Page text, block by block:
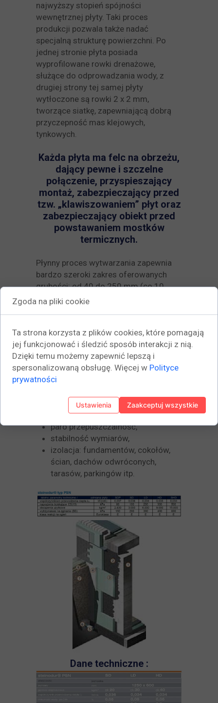
najwyższy stopień spójności
wewnętrznej płyty. Taki proces
produkcji pozwala także nadać
specjalną strukturę powierzchni. Po
jednej stronie płyta posiada
wyprofilowane rowki drenażowe,
służące do odprowadzania wody, z
drugiej strony tej samej płyty
wytłoczone są rowki 2 x 2 mm,
tworzące siatkę, zapewniającą dobrą
przyczepność mas klejowych,
tynkowych.
Każda płyta ma felc na obrzeżu,
dający pewne i szczelne
połączenie, przyspieszający
montaż, zabezpieczający przed
tzw. „klawiszowaniem” płyt oraz
zabezpieczający obiekt przed
powstawaniem mostków
termicznych.
Płynny proces wytwarzania zapewnia
bardzo szeroki zakres oferowanych
grubości: od 40 do 250 mm (co 10
mm). Cechami charakteryzującymi
wytrzymałość na ściskanie. Płyta
steinodur ma wymiary 1200 x 600 mm.
Właściwości i zastosowanie:
Niska chłonność wody,
mechaniczna,
bardzo dobra izolacyjność cieplna,
paro przepuszczalność,
stabilność wymiarów,
izolacja: fundamentów, cokołów,
ścian, dachów odwróconych,
tarasów, parkingów itp.
Dane techniczne :
Zgoda na pliki cookie
Ta strona korzysta z plików cookies, które pomagają
jej funkcjonować i śledzić sposób interakcji z nią.
Dzięki temu możemy zapewnić lepszą i
spersonalizowaną obsługę. Więcej w Polityce
prywatności
Ustawienia Zaakceptuj wszystkie